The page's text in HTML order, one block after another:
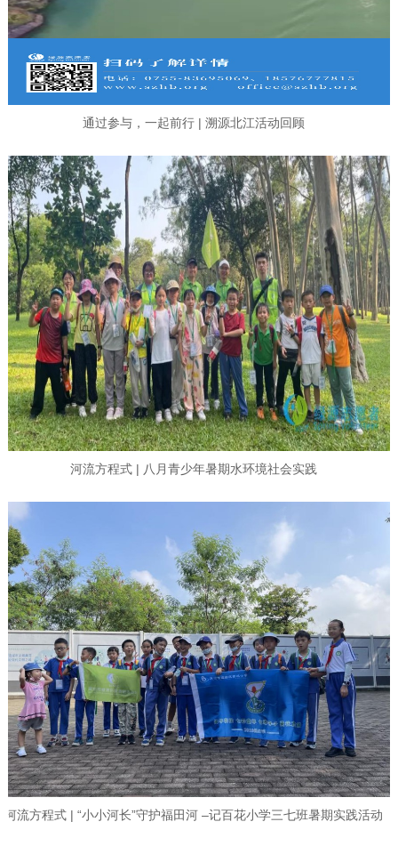
通过参与，一起前行 | 溯源北江活动回顾
河流方程式 | 八月青少年暑期水环境社会实践
河流方程式 | “小小河长”守护福田河 –记百花小学三七班暑期实践活动